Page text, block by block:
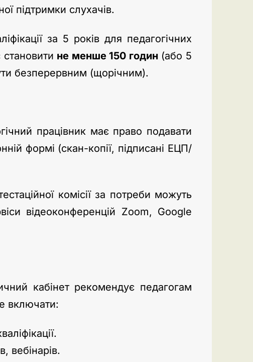
підтримки слухачів.
за 5 років для педагогічних
становити не менше 150 годин(або 5
безперервним (щорічним).
працівник має право подавати
формі (скан-копії, підписані ЕЦП/
комісії за потреби можуть
відеоконференцій Zoom, Google
кабінет рекомендує педагогам
включати:
вебінарів.